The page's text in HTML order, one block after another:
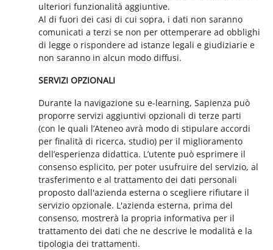
ulteriori funzionalità aggiuntive.
Al di fuori dei casi di cui sopra, i dati non saranno
comunicati a terzi se non per ottemperare ad obblighi
di legge o rispondere ad istanze legali e giudiziarie e
non saranno in alcun modo diffusi.
SERVIZI OPZIONALI
Durante la navigazione su e-learning, Sapienza può
proporre servizi aggiuntivi opzionali di terze parti
(con le quali l’Ateneo avrà modo di stipulare accordi
per finalità di ricerca, studio) per il miglioramento
dell’esperienza didattica. L’utente può esprimere il
consenso esplicito, per poter usufruire del servizio, al
trasferimento e al trattamento dei dati personali
proposto dall'azienda esterna o scegliere rifiutare il
servizio opzionale. L'azienda esterna, prima del
consenso, mostrerà la propria informativa per il
trattamento dei dati che ne descrive le modalità e la
tipologia dei trattamenti.